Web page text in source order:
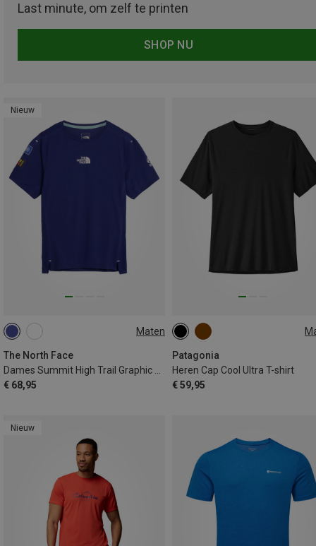
Last minute, om zelf te printen
SHOP NU
Nieuw
Maten
The North Face
Dames Summit High Trail Graphic T-shirt
€ 68,95
S M
Patagonia
Heren Cap Cool Ultra T-shirt
€ 59,95
XL
Nieuw